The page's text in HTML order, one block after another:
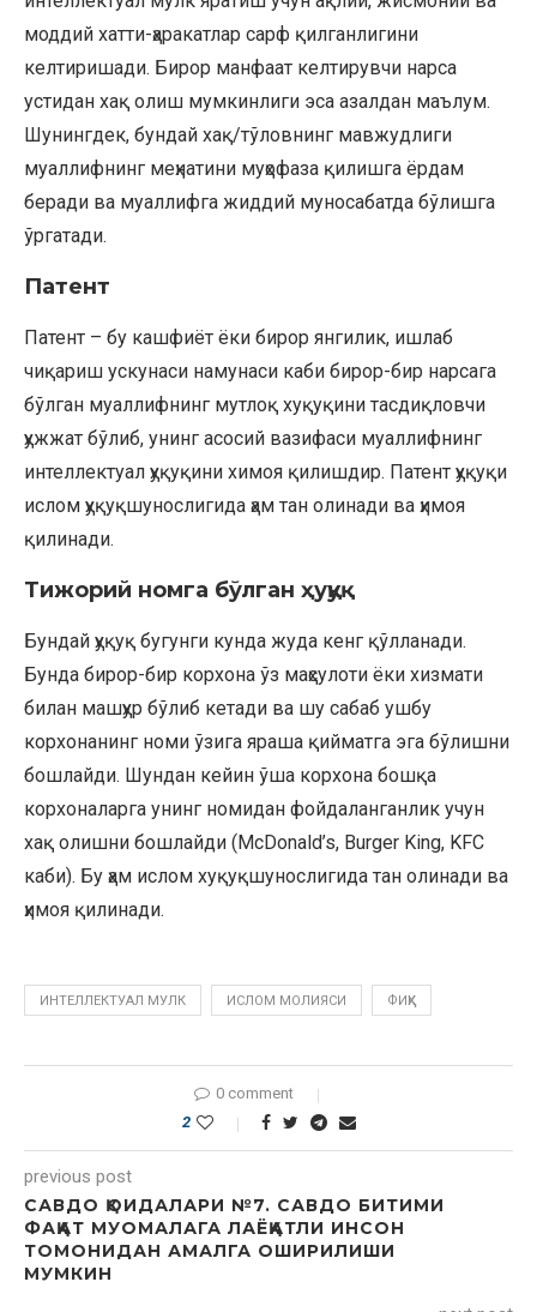
моддий хатти-ҳаракатлар сарф қилганлигини
келтиришади. Бирор манфаат келтирувчи нарса
устидан хақ олиш мумкинлиги эса азалдан маълум.
Шунингдек, бундай хақ/тўловнинг мавжудлиги
муаллифнинг меҳнатини муҳофаза қилишга ёрдам
беради ва муаллифга жиддий муносабатда бўлишга
ўргатади.
Патент
Патент – бу кашфиёт ёки бирор янгилик, ишлаб
чиқариш ускунаси намунаси каби бирор-бир нарсага
бўлган муаллифнинг мутлоқ хуқуқини тасдиқловчи
ҳужжат бўлиб, унинг асосий вазифаси муаллифнинг
интеллектуал ҳуқуқини химоя қилишдир. Патент ҳуқуқи
ислом ҳуқуқшунослигида ҳам тан олинади ва ҳимоя
қилинади.
Тижорий номга бўлган ҳуқуқ
Бундай ҳуқуқ бугунги кунда жуда кенг қўлланади.
Бунда бирор-бир корхона ўз маҳсулоти ёки хизмати
билан машҳур бўлиб кетади ва шу сабаб ушбу
корхонанинг номи ўзига яраша қийматга эга бўлишни
бошлайди. Шундан кейин ўша корхона бошқа
корхоналарга унинг номидан фойдаланганлик учун
хақ олишни бошлайди (McDonald’s, Burger King, KFC
каби). Бу ҳам ислом хуқуқшунослигида тан олинади ва
ҳимоя қилинади.
ИНТЕЛЛЕКТУАЛ МУЛК ИСЛОМ МОЛИЯСИ ФИҚҲ
0 comment
2
previous post
САВДО ҚОИДАЛАРИ №7. САВДО БИТИМИ
ФАҚАТ МУОМАЛАГА ЛАЁҚАТЛИ ИНСОН
ТОМОНИДАН АМАЛГА ОШИРИЛИШИ
МУМКИН